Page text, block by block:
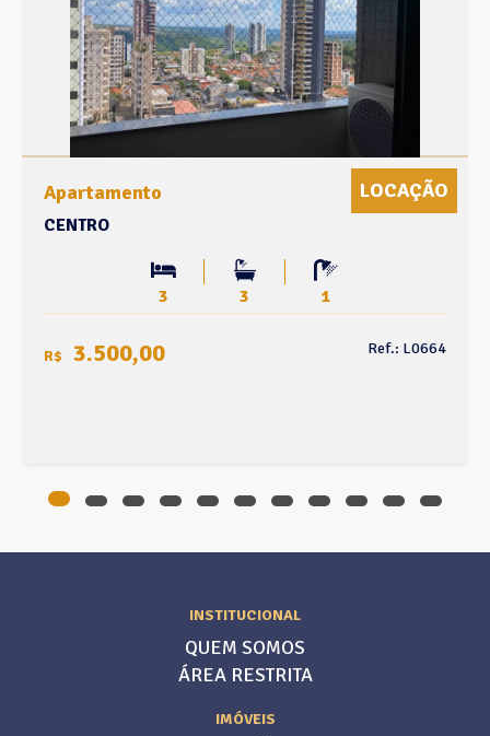
Apartamento LOCAÇÃO
CENTRO
3 3 1
R$ 3.500,00 Ref.: L0664
INSTITUCIONAL
QUEM SOMOS
ÁREA RESTRITA
IMÓVEIS